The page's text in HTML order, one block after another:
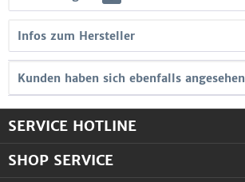
Infos zum Hersteller
Kunden haben sich ebenfalls angesehen
SERVICE HOTLINE
SHOP SERVICE